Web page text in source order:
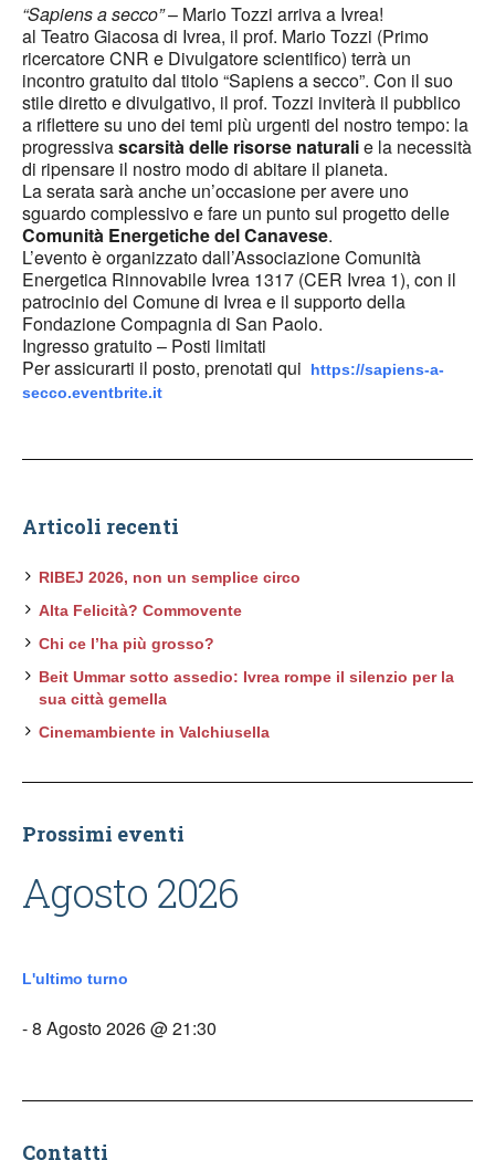
“Sapiens a secco”– Mario Tozzi arriva a Ivrea!
al Teatro Giacosa di Ivrea, il prof. Mario Tozzi (Primo
ricercatore CNR e Divulgatore scientifico) terrà un
incontro gratuito dal titolo “Sapiens a secco”. Con il suo
stile diretto e divulgativo, il prof. Tozzi inviterà il pubblico
a riflettere su uno dei temi più urgenti del nostro tempo: la
progressivascarsità delle risorse naturalie la necessità
di ripensare il nostro modo di abitare il pianeta.
La serata sarà anche un’occasione per avere uno
sguardo complessivo e fare un punto sul progetto delle
Comunità Energetiche del Canavese.
L’evento è organizzato dall’Associazione Comunità
Energetica Rinnovabile Ivrea 1317 (CER Ivrea 1), con il
patrocinio del Comune di Ivrea e il supporto della
Fondazione Compagnia di San Paolo.
Ingresso gratuito – Posti limitati
Per assicurarti il posto, prenotati qui
https://sapiens-a-
secco.eventbrite.it
Articoli recenti
RIBEJ 2026, non un semplice circo
Alta Felicità? Commovente
Chi ce l’ha più grosso?
Beit Ummar sotto assedio: Ivrea rompe il silenzio per la
sua città gemella
Cinemambiente in Valchiusella
Prossimi eventi
Agosto 2026
L'ultimo turno
- 8 Agosto 2026 @ 21:30
Contatti